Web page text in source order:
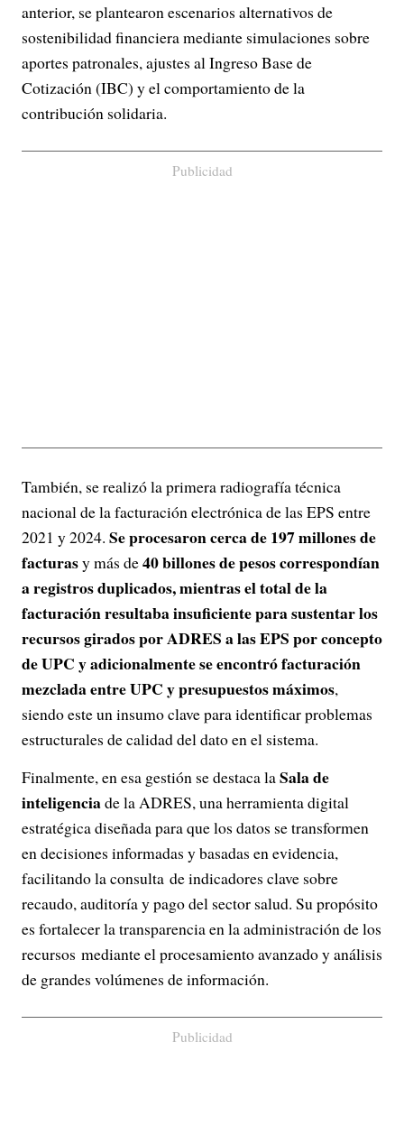
anterior, se plantearon escenarios alternativos de
sostenibilidad financiera mediante simulaciones sobre
aportes patronales, ajustes al Ingreso Base de
Cotización (IBC) y el comportamiento de la
contribución solidaria.
Publicidad
También, se realizó la primera radiografía técnica
nacional de la facturación electrónica de las EPS entre
2021 y 2024. Se procesaron cerca de 197 millones de
facturasy más de40 billones de pesos correspondían
a registros duplicados, mientras el total de la
facturación resultaba insuficiente para sustentar los
recursos girados por ADRES a las EPS por concepto
de UPC y adicionalmente se encontró facturación
mezclada entre UPC y presupuestos máximos,
siendo este un insumo clave para identificar problemas
estructurales de calidad del dato en el sistema.
Finalmente, en esa gestión se destaca laSala de
inteligenciade la ADRES, una herramienta digital
estratégica diseñada para que los datos se transformen
en decisiones informadas y basadas en evidencia,
facilitando la consulta de indicadores clave sobre
recaudo, auditoría y pago del sector salud. Su propósito
es fortalecer la transparencia en la administración de los
recursos mediante el procesamiento avanzado y análisis
de grandes volúmenes de información.
Publicidad